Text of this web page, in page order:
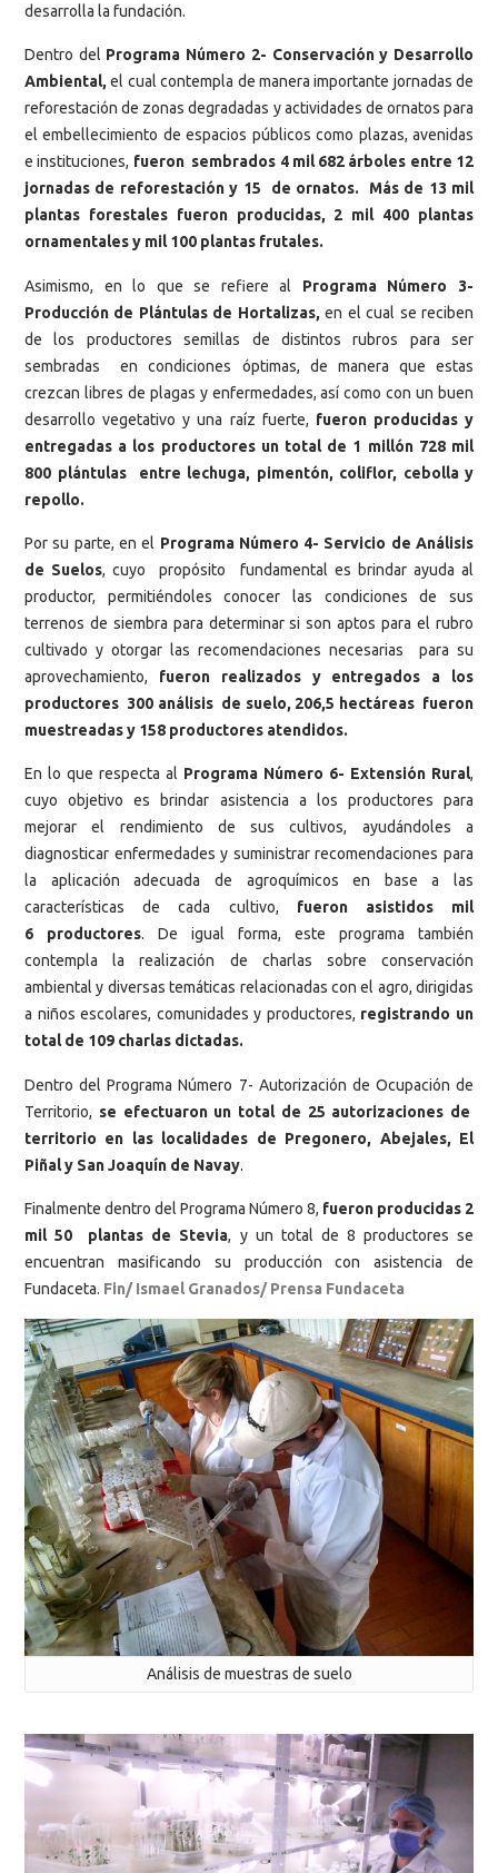
desarrolla la fundación.
Dentro del Programa Número 2- Conservación y Desarrollo
Ambiental, el cual contempla de manera importante jornadas de
reforestación de zonas degradadas y actividades de ornatos para
el embellecimiento de espacios públicos como plazas, avenidas
e instituciones, fueron sembrados 4 mil 682 árboles entre 12
jornadas de reforestación y 15 de ornatos. Más de 13 mil
plantas forestales fueron producidas, 2 mil 400 plantas
ornamentales y mil 100 plantas frutales.
Asimismo, en lo que se refiere al Programa Número 3-
Producción de Plántulas de Hortalizas, en el cual se reciben
de los productores semillas de distintos rubros para ser
sembradas en condiciones óptimas, de manera que estas
crezcan libres de plagas y enfermedades, así como con un buen
desarrollo vegetativo y una raíz fuerte, fueron producidas y
entregadas a los productores un total de 1 millón 728 mil
800 plántulas entre lechuga, pimentón, coliflor, cebolla y
repollo.
Por su parte, en el Programa Número 4- Servicio de Análisis
de Suelos, cuyo propósito fundamental es brindar ayuda al
productor, permitiéndoles conocer las condiciones de sus
terrenos de siembra para determinar si son aptos para el rubro
cultivado y otorgar las recomendaciones necesarias para su
aprovechamiento, fueron realizados y entregados a los
productores 300 análisis de suelo, 206,5 hectáreas fueron
muestreadas y 158 productores atendidos.
En lo que respecta al Programa Número 6- Extensión Rural,
cuyo objetivo es brindar asistencia a los productores para
mejorar el rendimiento de sus cultivos, ayudándoles a
diagnosticar enfermedades y suministrar recomendaciones para
la aplicación adecuada de agroquímicos en base a las
características de cada cultivo, fueron asistidos mil
6 productores. De igual forma, este programa también
contempla la realización de charlas sobre conservación
ambiental y diversas temáticas relacionadas con el agro, dirigidas
a niños escolares, comunidades y productores, registrando un
total de 109 charlas dictadas.
Dentro del Programa Número 7- Autorización de Ocupación de
Territorio, se efectuaron un total de 25 autorizaciones de
territorio en las localidades de Pregonero, Abejales, El
Piñal y San Joaquín de Navay.
Finalmente dentro del Programa Número 8, fueron producidas 2
mil 50 plantas de Stevia, y un total de 8 productores se
encuentran masificando su producción con asistencia de
Fundaceta. Fin/ Ismael Granados/ Prensa Fundaceta
Análisis de muestras de suelo